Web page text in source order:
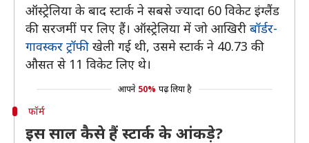
ऑस्ट्रेलिया के बाद स्टार्क ने सबसे ज्यादा 60 विकेट इंग्लैंड
की सरजमीं पर लिए हैं। ऑस्ट्रेलिया में जो आखिरी बॉर्डर-
गावस्कर ट्रॉफी खेली गई थी, उसमे स्टार्क ने 40.73 की
औसत से 11 विकेट लिए थे।
आपने 50% पढ़ लिया है
फॉर्म
इस साल कैसे हैं स्टार्क के आंकड़े?